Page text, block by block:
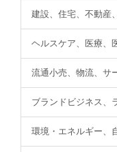
建設、住宅、不動産
ヘルスケア、医療、
流通小売、物流、サ
ブランドビジネス、
環境・エネルギー、